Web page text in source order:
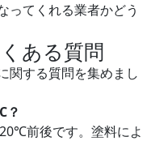
ってくれる業者かどう
ある質問
関する質問を集めまし
？
前後です。塗料によ